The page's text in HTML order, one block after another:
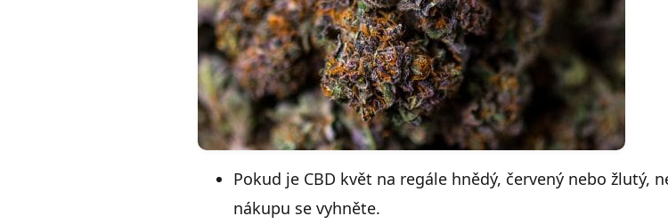
Pokud je CBD květ na regále hnědý, červený nebo žlutý,
nákupu se vyhněte.